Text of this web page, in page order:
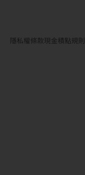
隱私權條款現金積點規則